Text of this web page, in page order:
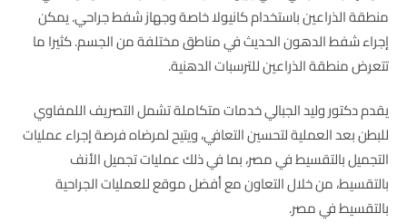
منطقة الذراعين باستخدام كانيولا خاصة وجهاز شفط جراحي. يمكن
إجراء شفط الدهون الحديث في مناطق مختلفة من الجسم. كثيرا ما
تتعرض منطقة الذراعين للترسبات الدهنية.
يقدم دكتور وليد الجبالي خدمات متكاملة تشمل التصريف اللمفاوي
للبطن بعد العملية لتحسين التعافي، ويتيح لمرضاه فرصة إجراء عمليات
التجميل بالتقسيط في مصر، بما في ذلك عمليات تجميل الأنف
بالتقسيط، من خلال التعاون مع أفضل موقع للعمليات الجراحية
بالتقسيط في مصر.